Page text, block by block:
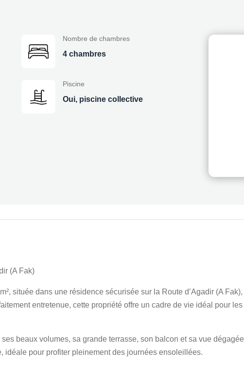
Nombre de chambres
4 chambres
Piscine
Oui, piscine collective
(A Fak)
située dans une résidence sécurisée sur la Route d’Agadir (A
entretenue, cette propriété offre un cadre de vie idéal pour
beaux volumes, sa grande terrasse, son balcon et sa vue
idéale pour profiter pleinement des journées ensoleillées.